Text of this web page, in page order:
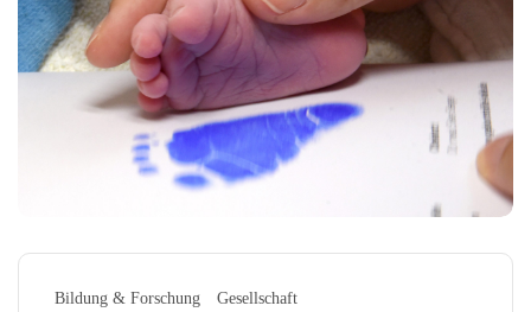
Bildung & Forschung Gesellschaft